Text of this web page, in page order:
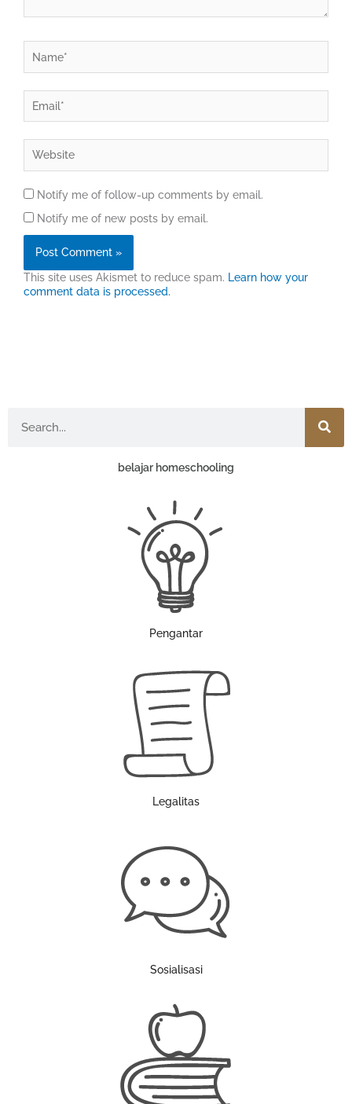
Notify me of follow-up comments by email.
Notify me of new posts by email.
This site uses Akismet to reduce spam. Learn how your
comment data is processed.
belajar homeschooling
Pengantar
Legalitas
Sosialisasi